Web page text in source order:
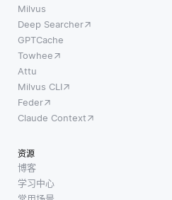
Milvus
Deep Searcher
GPTCache
Towhee
Attu
Milvus CLI
Feder
Claude Context
资源
博客
学习中心